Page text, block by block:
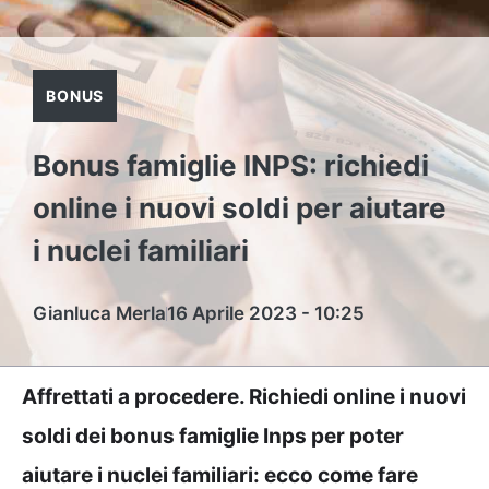
BONUS
Bonus famiglie INPS: richiedi
online i nuovi soldi per aiutare
i nuclei familiari
Gianluca Merla16 Aprile 2023 - 10:25
Affrettati a procedere. Richiedi online i nuovi
soldi dei bonus famiglie Inps per poter
aiutare i nuclei familiari: ecco come fare